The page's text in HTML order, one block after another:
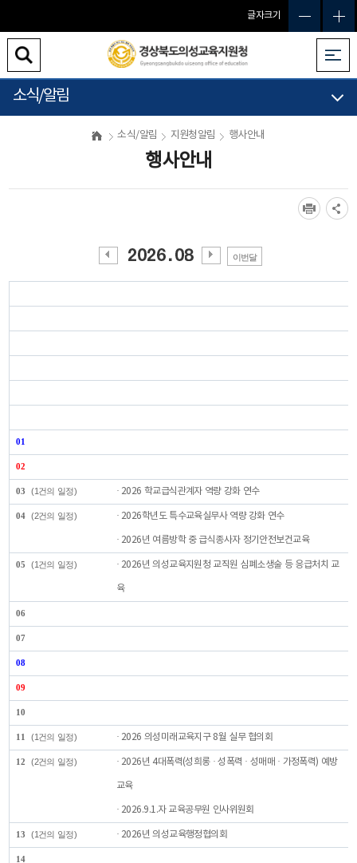
글자크기
소식/알림
소식/알림 지원청알림 행사안내
행사안내
이전
이번달
01
02
03 (1건의 일정) · 2026 학교급식관계자 역량 강화 연수
04 (2건의 일정) · 2026학년도 특수교육실무사 역량 강화 연수
· 2026년 여름방학 중 급식종사자 정기안전보건교육
05 (1건의 일정) · 2026년 의성교육지원청 교직원 심폐소생술 등 응급처치 교
육
06
07
08
09
10
11 (1건의 일정) · 2026 의성미래교육지구 8월 실무 협의회
12 (2건의 일정) · 2026년 4대폭력(성희롱 · 성폭력 · 성매매 · 가정폭력) 예방
교육
· 2026.9.1.자 교육공무원 인사위원회
13 (1건의 일정) · 2026년 의성교육행정협의회
14